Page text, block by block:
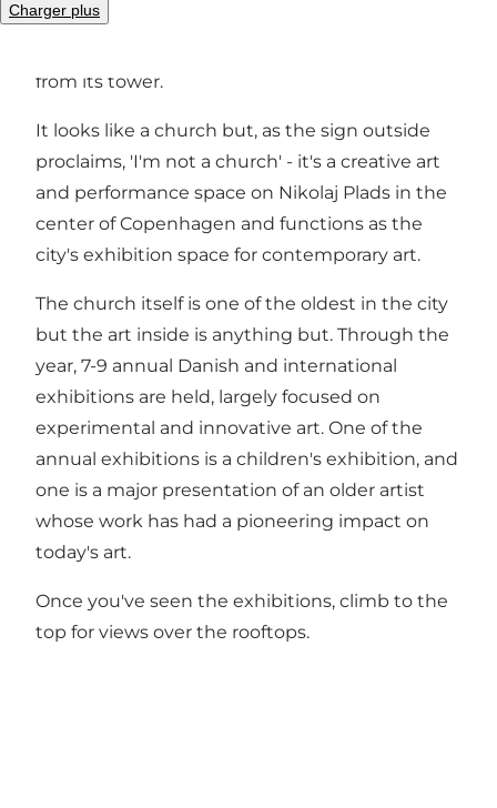
Charger plus
known for its exhibitions of international
from its tower.
It looks like a church but, as the sign outside
proclaims, 'I'm not a church' - it's a creative art
and performance space on Nikolaj Plads in the
center of Copenhagen and functions as the
city's exhibition space for contemporary art.
The church itself is one of the oldest in the city
but the art inside is anything but. Through the
year, 7-9 annual Danish and international
exhibitions are held, largely focused on
experimental and innovative art. One of the
annual exhibitions is a children's exhibition, and
one is a major presentation of an older artist
whose work has had a pioneering impact on
today's art.
Once you've seen the exhibitions, climb to the
top for views over the rooftops.